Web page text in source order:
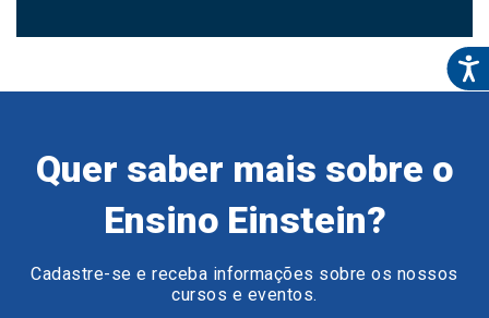
Quer saber mais sobre o
Ensino Einstein?
Cadastre-se e receba informações sobre os nossos
cursos e eventos.